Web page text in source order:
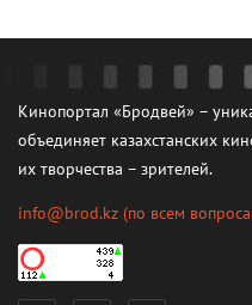
Кинопортал «Бродвей» –
объединяет казахстанских
их творчества – зрителей.
info@brod.kz (по всем